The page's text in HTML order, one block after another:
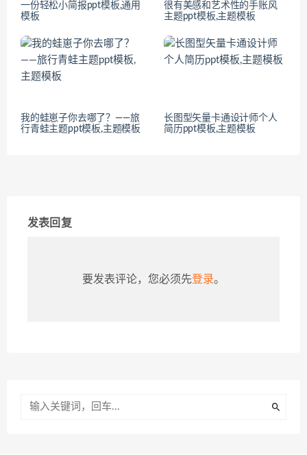
一份轻松小简报ppt模板,通用
模板
很有美感和艺术性的手账风
主题ppt模板,主题模板
我的蛙崽子你去哪了？——旅
行青蛙主题ppt模板,主题模板
长图型矢量卡通设计师个人
简历ppt模板,主题模板
发表回复
要发表评论，您必须先登录。